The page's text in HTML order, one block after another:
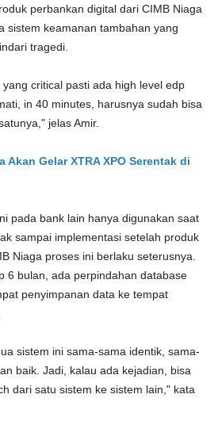
perbankan digital dari CIMB Niaga
sistem keamanan tambahan yang
tragedi.
critical pasti ada high level edp
in 40 minutes, harusnya sudah bisa
jelas Amir.
Akan Gelar XTRA XPO Serentak di
pada bank lain hanya digunakan saat
sampai implementasi setelah produk
Niaga proses ini berlaku seterusnya.
6 bulan, ada perpindahan database
penyimpanan data ke tempat
sistem ini sama-sama identik, sama-
baik. Jadi, kalau ada kejadian, bisa
dari satu sistem ke sistem lain," kata